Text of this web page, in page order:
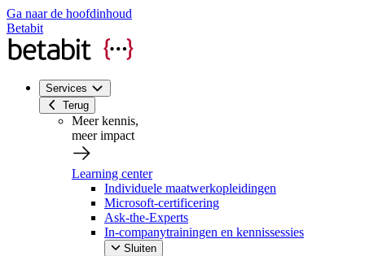
Ga naar de hoofdinhoud
Betabit
Services
Terug
Meer kennis,
meer impact
Learning center
Individuele maatwerkopleidingen
Microsoft-certificering
Ask-the-Experts
In-companytrainingen en kennissessies
Sluiten